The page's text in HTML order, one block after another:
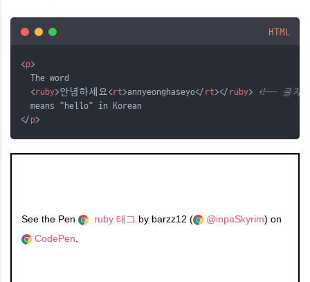
HTML
<p>
  The word
  <
ruby>안녕하세요<rt>annyeonghaseyo</ rt></ ruby>
<!-- 글자
  means "hello" in Korean
</ p>
See the Pen ruby 태그 by barzz12 ( @inpaSkyrim) on
CodePen.